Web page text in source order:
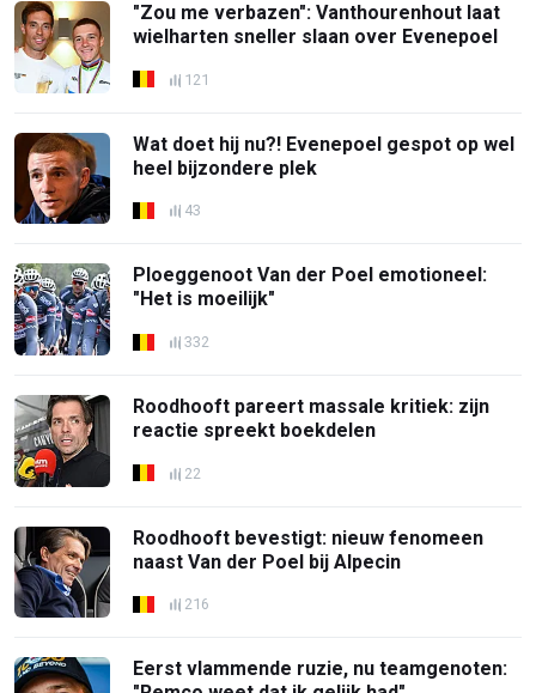
"Zou me verbazen": Vanthourenhout laat
wielharten sneller slaan over Evenepoel
121
Wat doet hij nu?! Evenepoel gespot op wel
heel bijzondere plek
43
Ploeggenoot Van der Poel emotioneel:
"Het is moeilijk"
332
Roodhooft pareert massale kritiek: zijn
reactie spreekt boekdelen
22
Roodhooft bevestigt: nieuw fenomeen
naast Van der Poel bij Alpecin
216
Eerst vlammende ruzie, nu teamgenoten: